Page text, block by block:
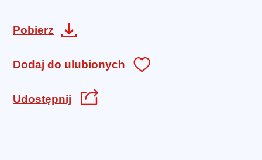
Pobierz
Dodaj do ulubionych
Udostępnij